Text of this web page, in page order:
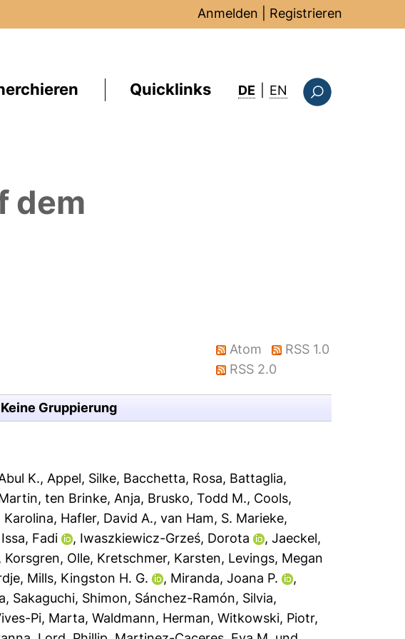
Anmelden Registrieren
Quicklinks DE EN : this page in
dem
Atom
RSS 1.0
RSS 2.0
Keine Gruppierung
K., Appel, Silke, Bacchetta, Rosa, Battaglia,
,ten Brinke, Anja, Brusko, Todd M., Cools,
Karolina, Hafler, David A.,van Ham, S. Marieke,
Issa, Fadi , Iwaszkiewicz-Grześ, Dorota ,Jaeckel,
, Korsgren, Olle, Kretschmer, Karsten, Levings, Megan
, Mills, Kingston H. G. , Miranda, Joana P.
,
, Sakaguchi, Shimon, Sánchez-Ramón, Silvia,
Pi, Marta,Waldmann, Herman,Witkowski, Piotr,